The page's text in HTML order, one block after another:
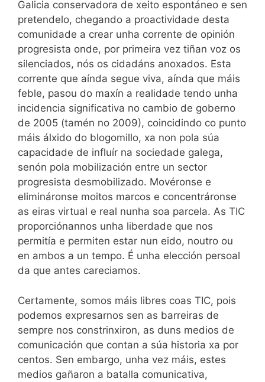
Galicia conservadora de xeito espontáneo e sen
pretendelo, chegando a proactividade desta
comunidade a crear unha corrente de opinión
progresista onde, por primeira vez tiñan voz os
silenciados, nós os cidadáns anoxados. Esta
corrente que aínda segue viva, aínda que máis
feble, pasou do maxín a realidade tendo unha
incidencia significativa no cambio de goberno
de 2005 (tamén no 2009), coincidindo co punto
máis álxido do blogomillo, xa non pola súa
capacidade de influír na sociedade galega,
senón pola mobilización entre un sector
progresista desmobilizado. Movéronse e
elimináronse moitos marcos e concentráronse
as eiras virtual e real nunha soa parcela. As TIC
proporciónannos unha liberdade que nos
permitía e permiten estar nun eido, noutro ou
en ambos a un tempo. É unha elección persoal
da que antes careciamos.
Certamente, somos máis libres coas TIC, pois
podemos expresarnos sen as barreiras de
sempre nos constrinxiron, as duns medios de
comunicación que contan a súa historia xa por
centos. Sen embargo, unha vez máis, estes
medios gañaron a batalla comunicativa,